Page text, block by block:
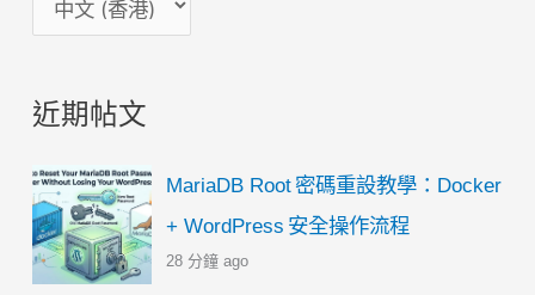
Illustfolio
自
訂
CSS
在
畫
擇
言
近期帖文
MariaDB Root 密碼重設教學：Docker
+ WordPress 安全操作流程
28 分鐘 ago